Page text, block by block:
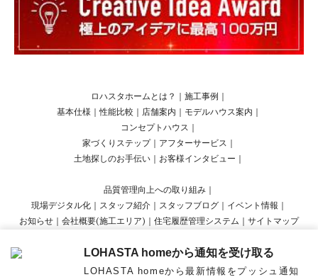
ロハスタホームとは？ 施工事例
基本仕様 ｜性能比較 店舗案内 モデルハウス案内
コンセプトハウス
家づくりステップ
アフターサービス
土地探しのお手伝い
お客様インタビュー
品質管理向上への取り組み
現場デジタル化
スタッフ紹介 スタッフブログ イベント情報
お知らせ
会社概要(施工エリア) 住宅履歴管理システム サイトマップ
Copyright © LOHASTA home presented by LOHAS studio All Rights Reserved.
LOHASTA homeから通知を受け取る
LOHASTA homeから最新情報をプッシュ通知